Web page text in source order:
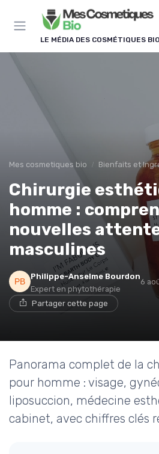
LE MÉDIA DES COSMÉTIQUES BIO
Mes cosmetiques bio Bienfaits et
Chirurgie
homme :
nouvelles
masculines
Philippe-Anselme Bourdon
Expert en phytothérapie
6
Partager cette page
Panorama complet de la
pour homme : visage,
liposuccion, médecine
cabinet, avec chiffres clés
Panneau de gestion des cookies